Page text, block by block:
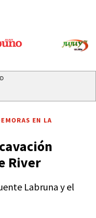
EN LA
River
Labruna y el